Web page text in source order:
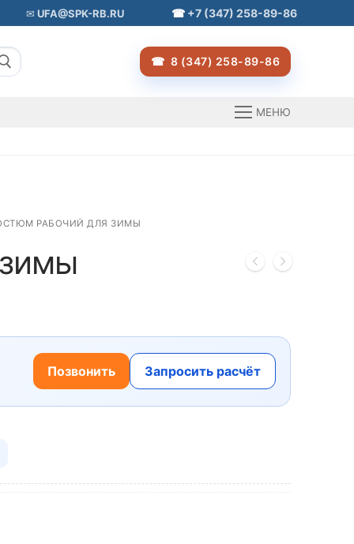
UFA@SPK-RB.RU +7 (347) 258-89-86
8 (347) 258-89-86
МЕНЮ
РАБОЧИЙ ДЛЯ ЗИМЫ
Позвонить Запросить расчёт